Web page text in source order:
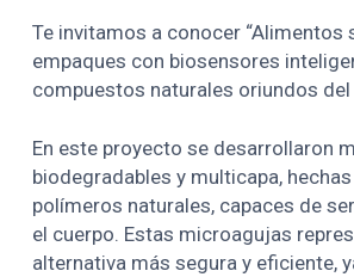
Te invitamos a conocer “Alimentos
empaques con biosensores
compuestos naturales oriundos del
En este proyecto se desarrollaron
biodegradables y multicapa,
polímeros naturales, capaces de
el cuerpo. Estas microagujas
alternativa más segura y eficiente,